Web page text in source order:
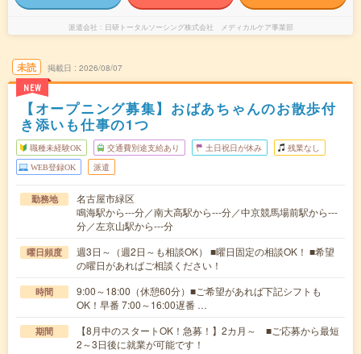
派遣会社 日研トータルソーシング株式会社 メディカルケア事業部
未読
NEW
掲載日 2026/08/07
【オープニング募集】おばあちゃんのお散歩付
き添いも仕事の1つ
職種未経験OK 交通費別途支給あり 土日祝日が休み 残業なし
WEB登録OK 派遣
勤務地
名古屋市緑区
鳴海駅から---分／南大高駅から---分／中京競馬場前駅から---
分／左京山駅から---分
曜日頻度
週3日～（週2日～も相談OK） ■曜日固定の相談OK！ ■希望
の曜日があればご相談ください！
時間
9:00～18:00（休憩60分）■ご希望があれば下記シフトも
OK！早番 7:00～16:00遅番 …
期間
【8月中のスタートOK！急募！】2カ月～ ■ご応募から最短
2～3日後に就業が可能です！